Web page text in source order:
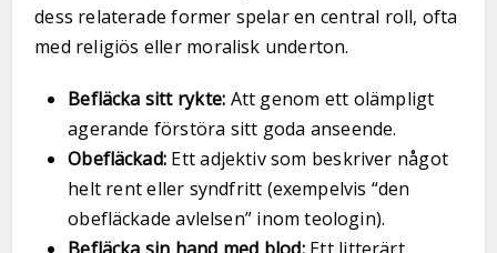
dess relaterade former spelar en central roll, ofta
med religiös eller moralisk underton.
Befläcka sitt rykte: Att genom ett olämpligt
agerande förstöra sitt goda anseende.
Obefläckad:Ett adjektiv som beskriver något
helt rent eller syndfritt (exempelvis “den
obefläckade avlelsen” inom teologin).